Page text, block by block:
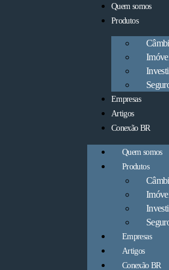
Quem somos
Produtos
Empresas
Artigos
Conexão BR
Quem somos
Produtos
Empresas
Artigos
Conexão BR